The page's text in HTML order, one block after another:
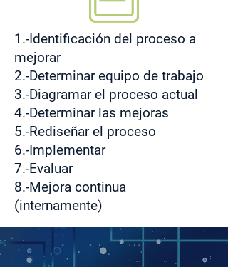
1.-Identificación del proceso a
mejorar
2.-Determinar equipo de trabajo
3.-Diagramar el proceso actual
4.-Determinar las mejoras
5.-Rediseñar el proceso
6.-Implementar
7.-Evaluar
8.-Mejora continua
(internamente)